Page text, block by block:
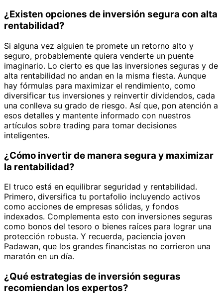
¿Existen opciones de inversión segura con alta
rentabilidad?
Si alguna vez alguien te promete un retorno alto y
seguro, probablemente quiera venderte un puente
imaginario. Lo cierto es que las inversiones seguras y de
alta rentabilidad no andan en la misma fiesta. Aunque
hay fórmulas para maximizar el rendimiento, como
diversificar tus inversiones y reinvertir dividendos, cada
una conlleva su grado de riesgo. Así que, pon atención a
esos detalles y mantente informado con nuestros
artículos sobre trading para tomar decisiones
inteligentes.
¿Cómo invertir de manera segura y maximizar
la rentabilidad?
El truco está en equilibrar seguridad y rentabilidad.
Primero, diversifica tu portafolio incluyendo activos
como acciones de empresas sólidas, y fondos
indexados. Complementa esto con inversiones seguras
como bonos del tesoro o bienes raíces para lograr una
protección robusta. Y recuerda, paciencia joven
Padawan, que los grandes financistas no corrieron una
maratón en un día.
¿Qué estrategias de inversión seguras
recomiendan los expertos?